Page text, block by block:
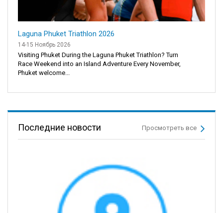
Laguna Phuket Triathlon 2026
14-15 Ноябрь 2026
Visiting Phuket During the Laguna Phuket Triathlon? Turn
Race Weekend into an Island Adventure Every November,
Phuket welcome...
Последние новости Просмотреть все